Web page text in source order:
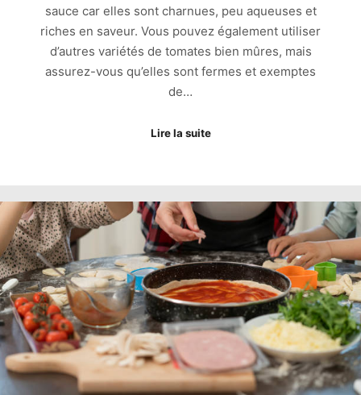
sauce car elles sont charnues, peu aqueuses et
riches en saveur. Vous pouvez également utiliser
d’autres variétés de tomates bien mûres, mais
assurez-vous qu’elles sont fermes et exemptes
de…
Lire la suite